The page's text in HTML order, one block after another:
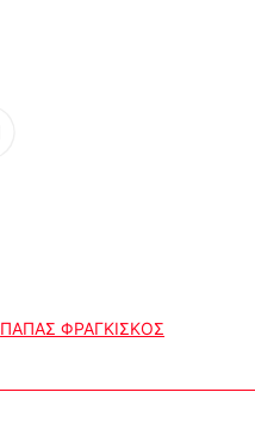
ΠΑΠΑΣ ΦΡΑΓΚΙΣΚΟΣ